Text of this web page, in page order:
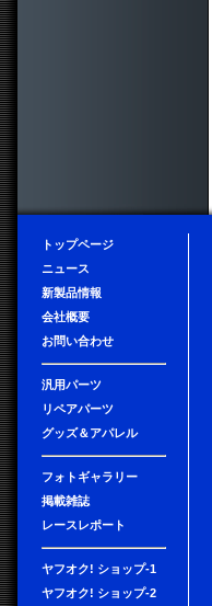
トップページ
ニュース
新製品情報
会社概要
お問い合わせ
汎用パーツ
リペアパーツ
グッズ＆アパレル
フォトギャラリー
掲載雑誌
レースレポート
ヤフオク! ショップ-1
ヤフオク! ショップ-2